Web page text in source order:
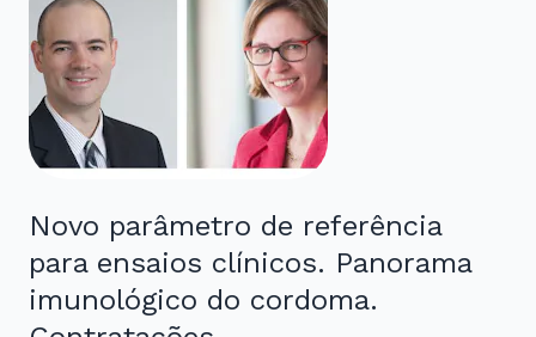
Novo parâmetro de referência
para ensaios clínicos. Panorama
imunológico do cordoma.